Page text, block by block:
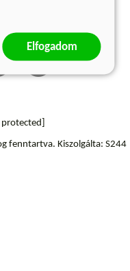
protected]
fenntartva. Kiszolgálta: S244
Elfogadom